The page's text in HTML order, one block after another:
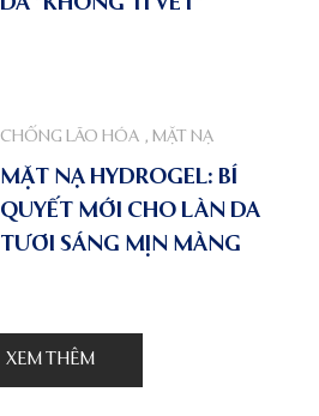
CHỐNG LÃO HÓA , MẶT NẠ
MẶT NẠ HYDROGEL: BÍ
QUYẾT MỚI CHO LÀN DA
TƯƠI SÁNG MỊN MÀNG
XEM THÊM